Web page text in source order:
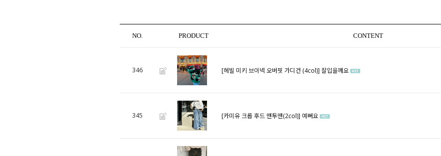
NO. PRODUCT CONTENT
346 [헤빌 미키 브이넥 오버핏 가디건 (4col)] 잘입을께요
345 [카미유 크롭 후드 맨투맨(2col)] 예뻐요